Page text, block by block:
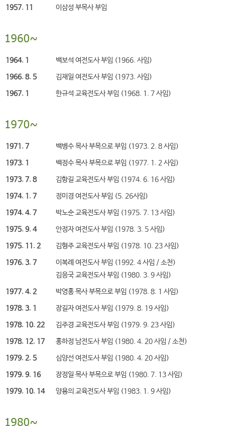
1957. 11 이삼성 부목사 부임
1964. 1 백보석 여전도사 부임 (1966. 사임)
1966. 8. 5 김재일 여전도사 부임 (1973. 사임)
1967. 1 한규석 교육전도사 부임 (1968. 1. 7 사임)
1971. 7 백병수 목사 부목으로 부임 (1973. 2. 8 사임)
1973. 1 백정수 목사 부목으로 부임 (1977. 1. 2 사임)
1973. 7. 8 김항길 교육전도사 부임 (1974. 6. 16 사임)
1974. 1. 7 정미경 여전도사 부임 (5. 26사임)
1974. 4. 7 박노순 교육전도사 부임 (1975. 7. 13 사임)
1975. 9. 4 안정자 여전도사 부임 (1978. 3. 5 사임)
1975. 11. 2 김형주 교육전도사 부임 (1978. 10. 23 사임)
1976. 3. 7
이복례 여전도사 부임 (1992. 4 사임 / 소천)
김응국 교육전도사 부임 (1980. 3. 9 사임)
1977. 4. 2 박영홍 목사 부목으로 부임 (1978. 8. 1 사임)
1978. 3. 1 장길자 여전도사 부임 (1979. 8. 19 사임)
1978. 10. 22 김주경 교육전도사 부임 (1979. 9. 23 사임)
1978. 12. 17 홍하정 남전도사 부임 (1980. 4. 20 사임 / 소천)
1979. 2. 5 심양선 여전도사 부임 (1980. 4. 20 사임)
1979. 9. 16 장정일 목사 부목으로 부임 (1980. 7. 13 사임)
1979. 10. 14 양용의 교육전도사 부임 (1983. 1. 9 사임)